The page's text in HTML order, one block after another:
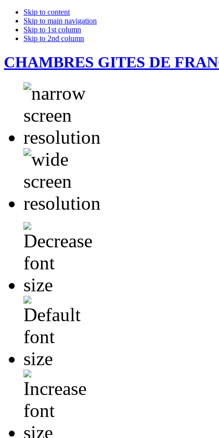
Skip to content
Skip to main navigation
Skip to 1st column
Skip to 2nd column
CHAMBRES GITES DE